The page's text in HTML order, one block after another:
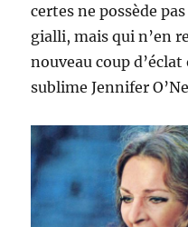
certes ne possède
gialli, mais qui n’en
nouveau coup
sublime Jennifer